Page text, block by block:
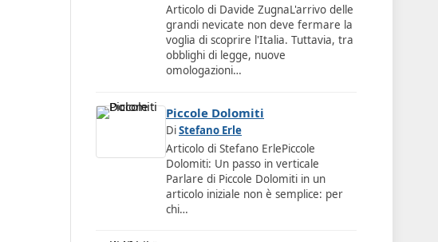
Articolo di Davide ZugnaL'arrivo delle
grandi nevicate non deve fermare la
voglia di scoprire l'Italia. Tuttavia, tra
obblighi di legge, nuove
omologazioni…
Piccole Dolomiti
DiStefano Erle
Articolo di Stefano ErlePiccole
Dolomiti: Un passo in verticale
Parlare di Piccole Dolomiti in un
articolo iniziale non è semplice: per
chi…